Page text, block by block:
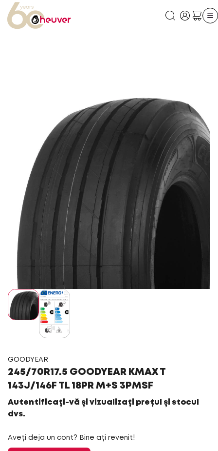
GOODYEAR
245/70R17.5 GOODYEAR KMAX T
143J/146F TL 18PR M+S 3PMSF
Autentificați-vă și vizualizați prețul și stocul
dvs.
Aveți deja un cont? Bine ați revenit!